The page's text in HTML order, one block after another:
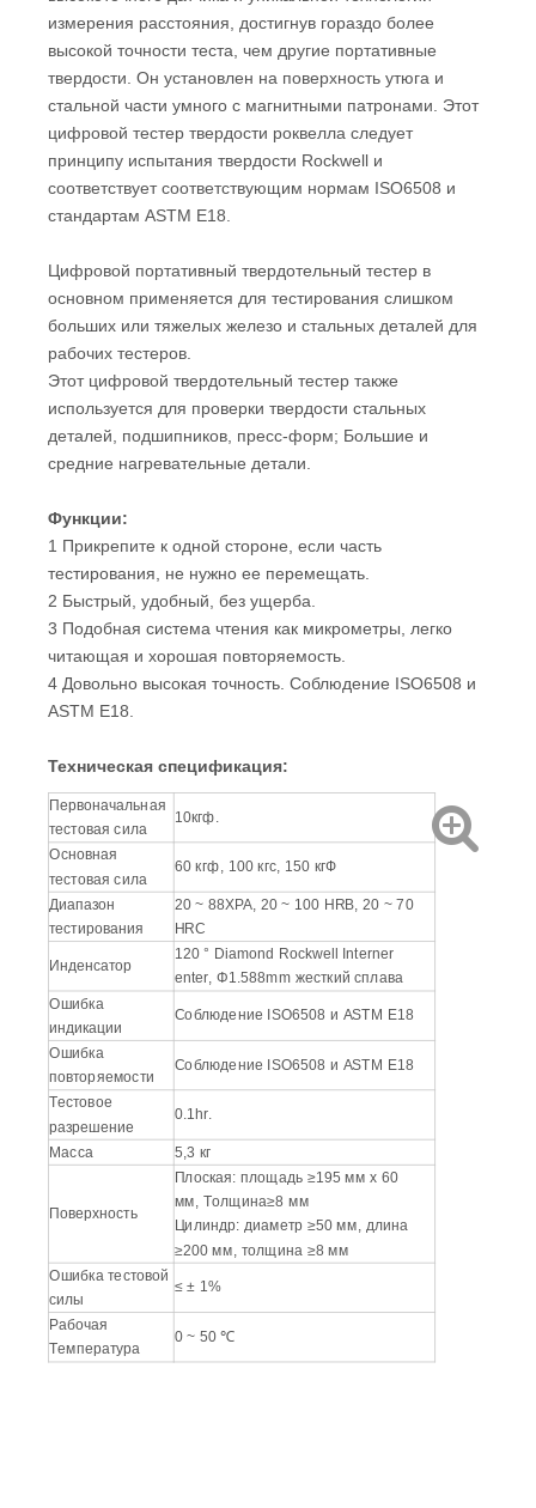
измерения расстояния, достигнув гораздо более
высокой точности теста, чем другие портативные
твердости. Он установлен на поверхность утюга и
стальной части умного с магнитными патронами. Этот
цифровой тестер твердости роквелла следует
принципу испытания твердости Rockwell и
соответствует соответствующим нормам ISO6508 и
стандартам ASTM E18.
Цифровой портативный твердотельный тестер в
основном применяется для тестирования слишком
больших или тяжелых железо и стальных деталей для
рабочих тестеров.
Этот цифровой твердотельный тестер также
используется для проверки твердости стальных
деталей, подшипников, пресс-форм; Большие и
средние нагревательные детали.
Функции:
1 Прикрепите к одной стороне, если часть
тестирования, не нужно ее перемещать.
2 Быстрый, удобный, без ущерба.
3 Подобная система чтения как микрометры, легко
читающая и хорошая повторяемость.
4 Довольно высокая точность. Соблюдение ISO6508 и
ASTM E18.
Техническая спецификация:
Первоначальная
тестовая сила
10кгф.
Основная
тестовая сила
60 кгф, 100 кгс, 150 кгФ
Диапазон
тестирования
20 ~ 88ХРА, 20 ~ 100 HRB, 20 ~ 70
HRC
Инденсатор
120 ° Diamond Rockwell Interner
enter, Φ1.588mm жесткий сплава
Ошибка
индикации
Соблюдение ISO6508 и ASTM E18
Ошибка
повторяемости
Соблюдение ISO6508 и ASTM E18
Тестовое
разрешение
0.1hr.
Масса 5,3 кг
Поверхность
Плоская: площадь ≥195 мм х 60
мм, Толщина≥8 мм
Цилиндр: диаметр ≥50 мм, длина
≥200 мм, толщина ≥8 мм
Ошибка тестовой
силы
≤ ± 1%
Рабочая
Температура
0 ~ 50 ℃